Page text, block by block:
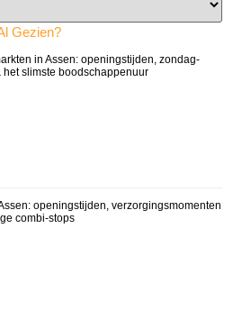
Gezien?
in Assen: openingstijden, zondag-
het slimste boodschappenuur
openingstijden, verzorgingsmomenten
combi-stops